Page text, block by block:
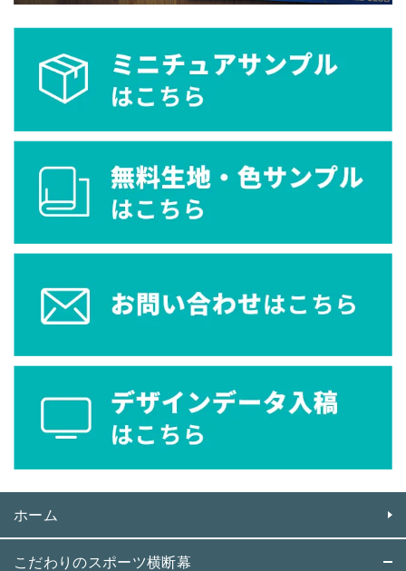
ホーム
こだわりのスポーツ横断幕